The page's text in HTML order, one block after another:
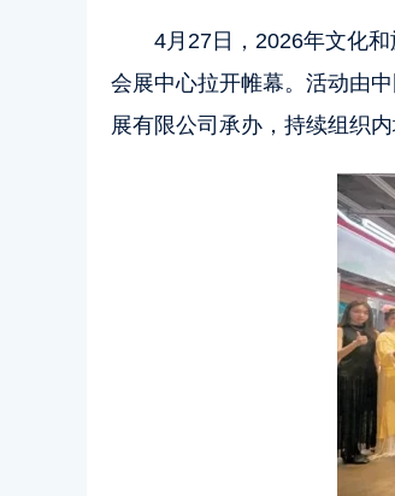
4月27日，2026年文化
会展中心拉开帷幕。活动由
展有限公司承办，持续组织